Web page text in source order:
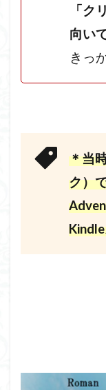
「ク
向い
きっ
＊当
ク）